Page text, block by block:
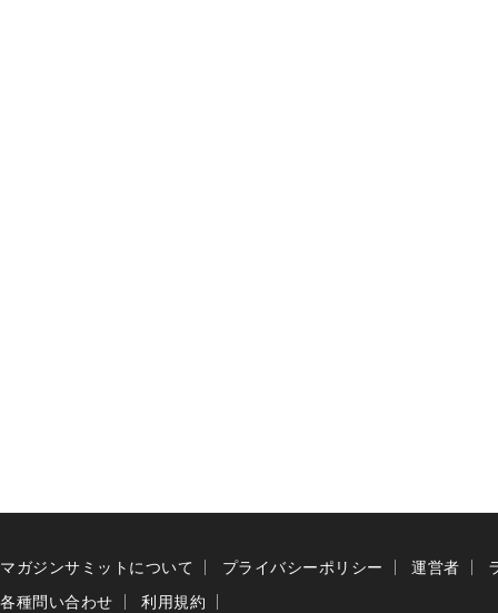
マガジンサミットについて プライバシーポリシー 運営者
各種問い合わせ
利用規約